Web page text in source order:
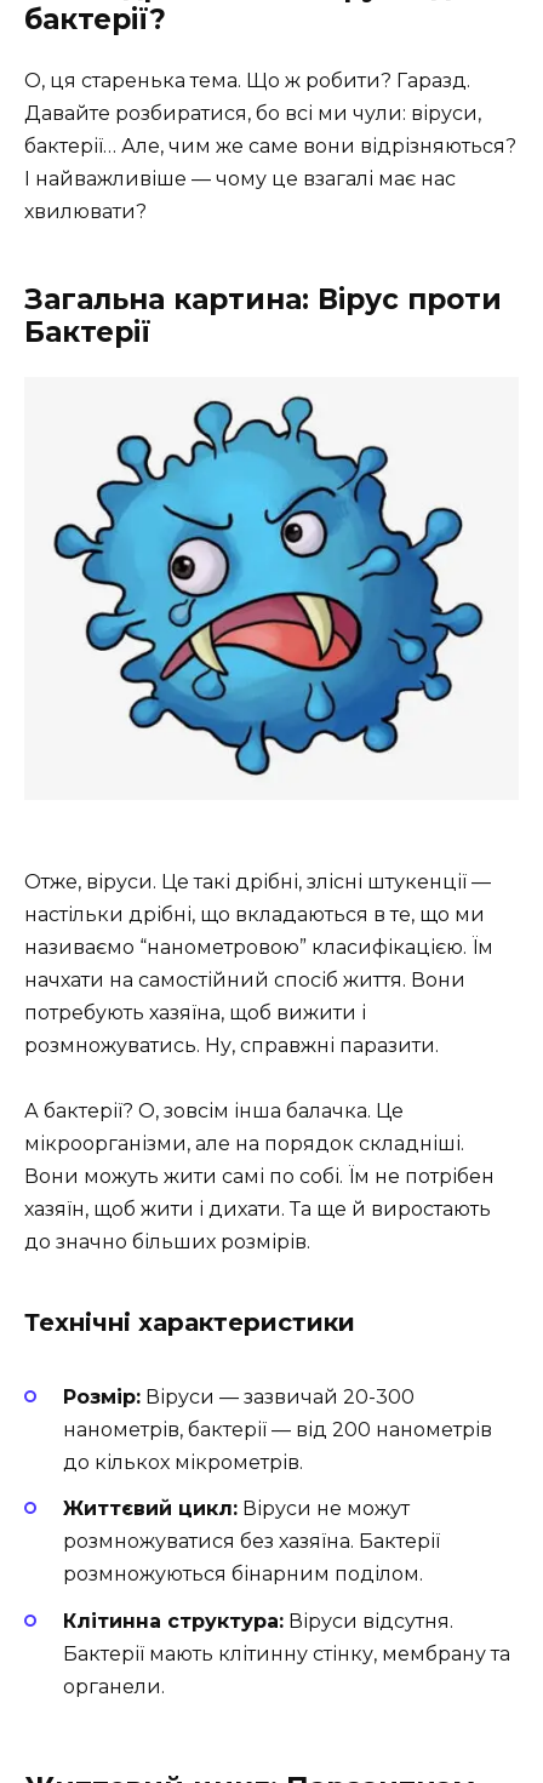
бактерії?
О, ця старенька тема. Що ж робити? Гаразд.
Давайте розбиратися, бо всі ми чули: віруси,
бактерії… Але, чим же саме вони відрізняються?
І найважливіше — чому це взагалі має нас
хвилювати?
Загальна картина: Вірус проти
Бактерії
Отже, віруси. Це такі дрібні, злісні штукенції —
настільки дрібні, що вкладаються в те, що ми
називаємо “нанометровою” класифікацією. Їм
начхати на самостійний спосіб життя. Вони
потребують хазяїна, щоб вижити і
розмножуватись. Ну, справжні паразити.
А бактерії? О, зовсім інша балачка. Це
мікроорганізми, але на порядок складніші.
Вони можуть жити самі по собі. Їм не потрібен
хазяїн, щоб жити і дихати. Та ще й виростають
до значно більших розмірів.
Технічні характеристики
Розмір: Віруси — зазвичай 20-300
нанометрів, бактерії — від 200 нанометрів
до кількох мікрометрів.
Життєвий цикл: Віруси не можут
розмножуватися без хазяїна. Бактерії
розмножуються бінарним поділом.
Клітинна структура: Віруси відсутня.
Бактерії мають клітинну стінку, мембрану та
органели.